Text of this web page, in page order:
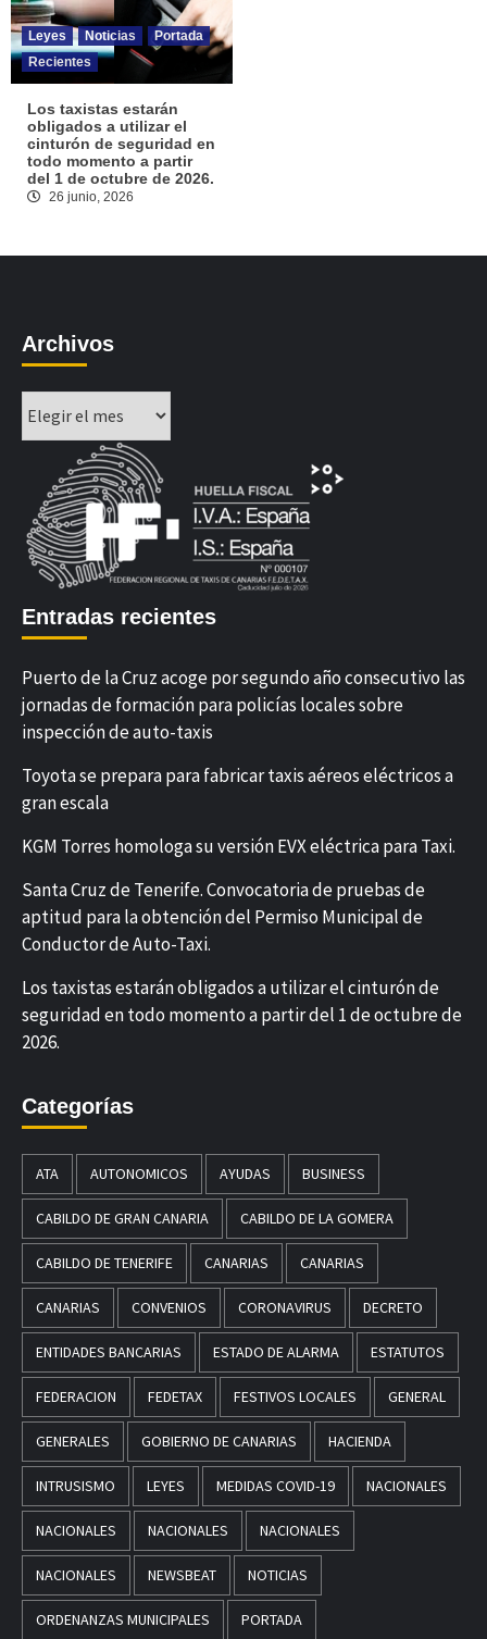
Leyes Noticias
Portada
Recientes
Los taxistas estarán
obligados a utilizar el
cinturón de seguridad en
todo momento a partir
del 1 de octubre de 2026.
26 junio, 2026
Archivos
Entradas recientes
Puerto de la Cruz acoge por segundo año consecutivo las
jornadas de formación para policías locales sobre
inspección de auto-taxis
Toyota se prepara para fabricar taxis aéreos eléctricos a
gran escala
KGM Torres homologa su versión EVX eléctrica para Taxi.
Santa Cruz de Tenerife. Convocatoria de pruebas de
aptitud para la obtención del Permiso Municipal de
Conductor de Auto-Taxi.
Los taxistas estarán obligados a utilizar el cinturón de
seguridad en todo momento a partir del 1 de octubre de
2026.
Categorías
ATA AUTONOMICOS AYUDAS BUSINESS
CABILDO DE GRAN CANARIA CABILDO DE LA GOMERA
CABILDO DE TENERIFE CANARIAS CANARIAS
CANARIAS CONVENIOS CORONAVIRUS DECRETO
ENTIDADES BANCARIAS ESTADO DE ALARMA ESTATUTOS
FEDERACION FEDETAX FESTIVOS LOCALES GENERAL
GENERALES GOBIERNO DE CANARIAS HACIENDA
INTRUSISMO LEYES MEDIDAS COVID-19 NACIONALES
NACIONALES NACIONALES NACIONALES
NACIONALES NEWSBEAT NOTICIAS
ORDENANZAS MUNICIPALES PORTADA